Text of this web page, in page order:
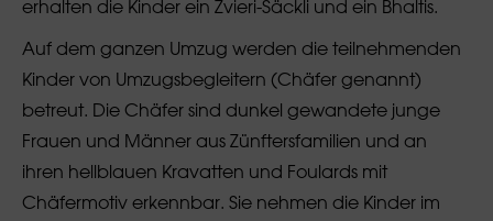
erhalten die Kinder ein Zvieri-Säckli und ein Bhaltis.
Auf dem ganzen Umzug werden die teilnehmenden
Kinder von Umzugsbegleitern (Chäfer genannt)
betreut. Die Chäfer sind dunkel gewandete junge
Frauen und Männer aus Zünftersfamilien und an
ihren hellblauen Kravatten und Foulards mit
Chäfermotiv erkennbar. Sie nehmen die Kinder im